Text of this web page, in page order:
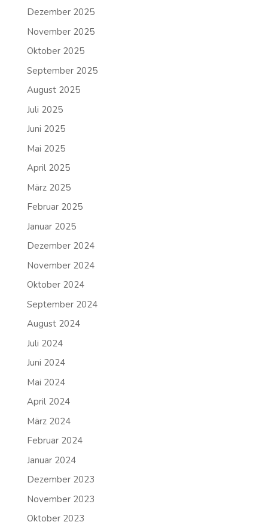
Dezember 2025
November 2025
Oktober 2025
September 2025
August 2025
Juli 2025
Juni 2025
Mai 2025
April 2025
März 2025
Februar 2025
Januar 2025
Dezember 2024
November 2024
Oktober 2024
September 2024
August 2024
Juli 2024
Juni 2024
Mai 2024
April 2024
März 2024
Februar 2024
Januar 2024
Dezember 2023
November 2023
Oktober 2023